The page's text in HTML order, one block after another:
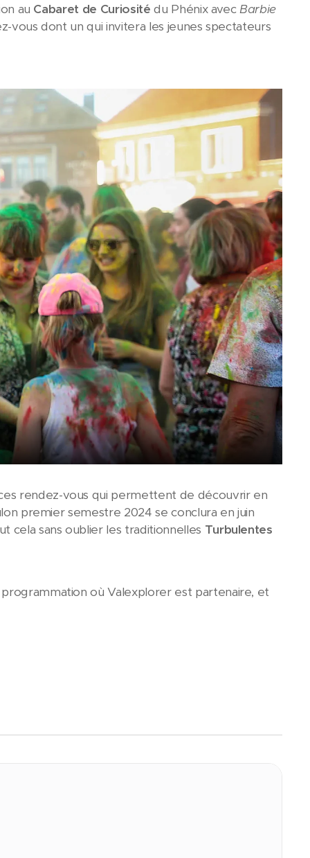
au Cabaret de Curiositédu Phénix avecBarbie
vous dont un qui invitera les jeunes spectateurs
rendez-vous qui permettent de découvrir en
premier semestre 2024 se conclura en juin
cela sans oublier les traditionnelles Turbulentes
où Valexplorer est partenaire, et